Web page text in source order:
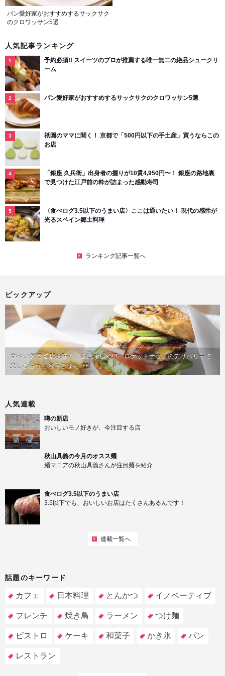
パン愛好家がおすすめするサックサク
のクロワッサン5選
人気記事ランキング
予約必須!! スイーツのプロが推薦する唯一無二の絶品シュークリ
ーム
パン愛好家がおすすめするサックサクのクロワッサン5選
祇園のママに聞く！ 京都で「500円以下の手土産」買うならこの
お店
「銀座 久兵衛」出身者の握りが10貫4,950円〜！ 銀座の路地裏
で見つけた江戸前の粋が詰まった感動寿司
〈食べログ3.5以下のうまい店〉ここは通いたい！ 現代の感性が
光るスペイン郷土料理
ランキング記事一覧へ
ピックアップ
食べログ 百名店の味が、並ばず届く!?「ロケットナウ」のデリバリーで
楽しむおうち名店ごはん PR
人気連載
噂の新店
おいしいモノ好きが、今注目する店
秋山具義の今月のオスス麺
麺マニアの秋山具義さんが注目麺を紹介
食べログ3.5以下のうまい店
3.5以下でも、おいしいお店はたくさんあるんです！
連載一覧へ
話題のキーワード
カフェ 日本料理 とんかつ イノベーティブ
フレンチ 焼き鳥 ラーメン つけ麺
ビストロ ケーキ 和菓子 かき氷 パン
レストラン